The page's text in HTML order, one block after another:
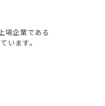
場企業である
います。